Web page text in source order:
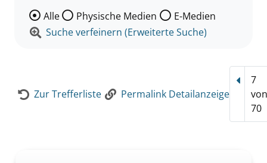
Wählen Sie die Medienart nach der Sie suchen wollen.
Alle Physische Medien
E-Medien
Suche verfeinern (Erweiterte Suche)
Zur Trefferliste Permalink Detailanzeige
7
70